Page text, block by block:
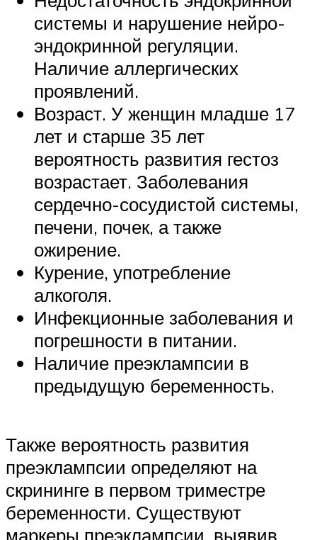
системы и нарушение нейро-
эндокринной регуляции.
Наличие аллергических
проявлений.
Возраст. У женщин младше 17
лет и старше 35 лет
вероятность развития гестоз
возрастает. Заболевания
сердечно-сосудистой системы,
печени, почек, а также
ожирение.
Курение, употребление
алкоголя.
Инфекционные заболевания и
погрешности в питании.
Наличие преэклампсии в
предыдущую беременность.
Также вероятность развития
преэклампсии определяют на
скрининге в первом триместре
беременности. Существуют
маркеры преэклампсии, выявив